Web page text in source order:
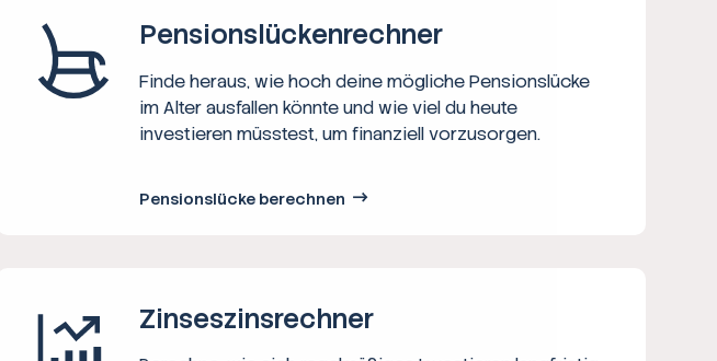
Pensions­lücken­rechner
Finde heraus, wie hoch deine mögliche Pensionslücke
im Alter ausfallen könnte und wie viel du heute
investieren müsstest, um finanziell vorzusorgen.
Pensionslücke berechnen
Zinseszins­rechner